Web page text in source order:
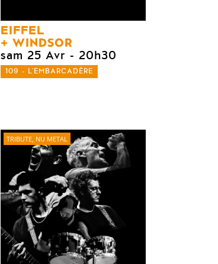
EIFFEL
WINDSOR
sam 25 Avr - 20h30
109 - L'EMBARCADÈRE
TRIBUTE, NU METAL